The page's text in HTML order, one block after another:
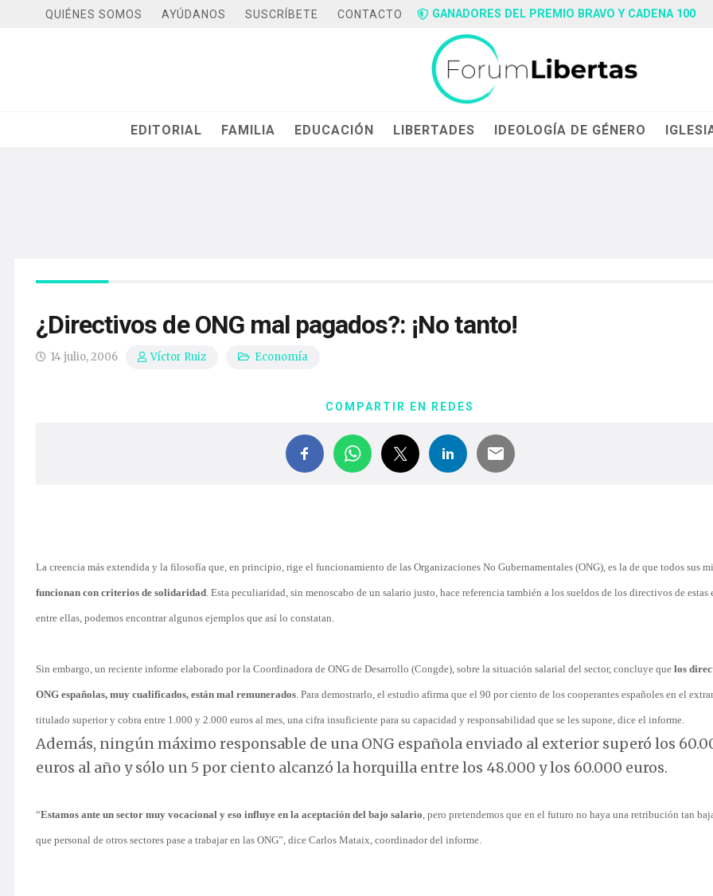
QUIÉNES SOMOS AYÚDANOS SUSCRÍBETE CONTACTO GANADORES DEL PREMIO BRAVO Y CADENA 100
EDITORIAL FAMILIA EDUCACIÓN LIBERTADES IDEOLOGÍA DE GÉNERO
¿Directivos de ONG mal pagados?: ¡No tanto!
14 julio, 2006 Víctor Ruiz Economía
COMPARTIR EN REDES
La creencia más extendida y la filosofía que, en principio, rige el funcionamiento de las Organizaciones No Gubernamentales (ONG), es la de que todos sus
funcionan con criterios de solidaridad. Esta peculiaridad, sin menoscabo de un salario justo, hace referencia también a los sueldos de los directivos de estas
entre ellas, podemos encontrar algunos ejemplos que así lo constatan.
Sin embargo, un reciente informe elaborado por la Coordinadora de ONG de Desarrollo (Congde), sobre la situación salarial del sector, concluye que los
ONG españolas, muy cualificados, están mal remunerados. Para demostrarlo, el estudio afirma que el 90 por ciento de los cooperantes españoles en el
titulado superior y cobra entre 1.000 y 2.000 euros al mes, una cifra insuficiente para su capacidad y responsabilidad que se les supone, dice el informe.
Además, ningún máximo responsable de una ONG española enviado al exterior superó los
euros al año y sólo un 5 por ciento alcanzó la horquilla entre los 48.000 y los 60.000 euros.
“Estamos ante un sector muy vocacional y eso influye en la aceptación del bajo salario, pero pretendemos que en el futuro no haya una retribución tan
que personal de otros sectores pase a trabajar en las ONG”, dice Carlos Mataix, coordinador del informe.